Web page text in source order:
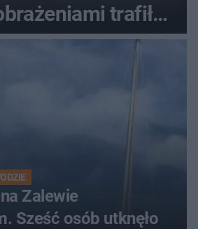
trafiła
szpitala
Zalewie
Sześć osób utknęło